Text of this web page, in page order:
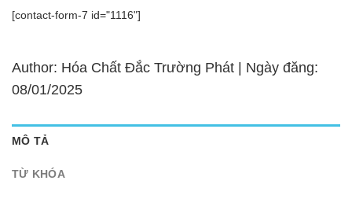
[contact-form-7 id="1116"]
Author: Hóa Chất Đắc Trường Phát | Ngày đăng:
08/01/2025
MÔ TẢ
TỪ KHÓA